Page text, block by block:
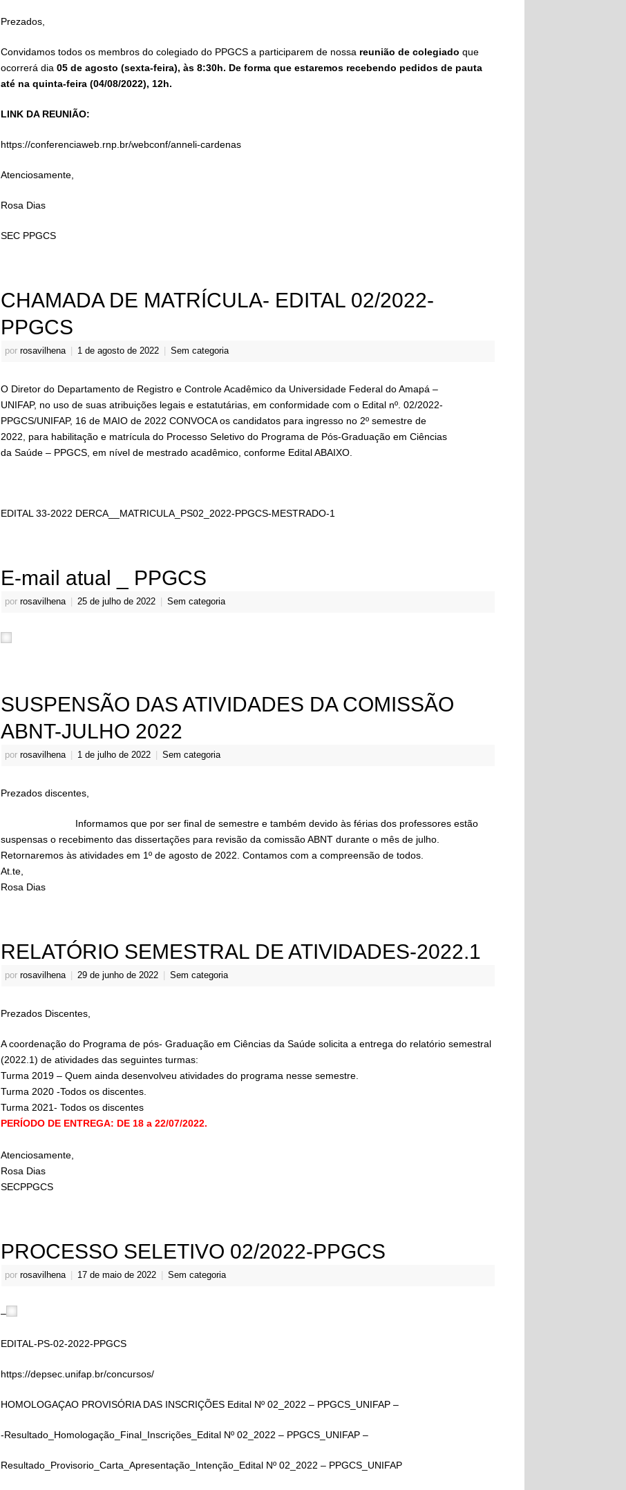
Prezados,
Convidamos todos os membros do colegiado do PPGCS a participarem de nossa reunião de colegiado que
ocorrerá dia 05 de agosto (sexta-feira), às 8:30h. De forma que estaremos recebendo pedidos de pauta
até na quinta-feira (04/08/2022), 12h.
LINK DA REUNIÃO:
https://conferenciaweb.rnp.br/webconf/anneli-cardenas
Atenciosamente,
Rosa Dias
SEC PPGCS
CHAMADA DE MATRÍCULA- EDITAL 02/2022-
PPGCS
por rosavilhena 1 de agosto de 2022 Sem categoria
O Diretor do Departamento de Registro e Controle Acadêmico da Universidade Federal do Amapá –
UNIFAP, no uso de suas atribuições legais e estatutárias, em conformidade com o Edital nº. 02/2022-
PPGCS/UNIFAP, 16 de MAIO de 2022 CONVOCA os candidatos para ingresso no 2º semestre de
2022, para habilitação e matrícula do Processo Seletivo do Programa de Pós-Graduação em Ciências
da Saúde – PPGCS, em nível de mestrado acadêmico, conforme Edital ABAIXO.
EDITAL 33-2022 DERCA__MATRICULA_PS02_2022-PPGCS-MESTRADO-1
E-mail atual _ PPGCS
por rosavilhena 25 de julho de 2022 Sem categoria
SUSPENSÃO DAS ATIVIDADES DA COMISSÃO
ABNT-JULHO 2022
por rosavilhena 1 de julho de 2022 Sem categoria
Prezados discentes,
Informamos que por ser final de semestre e também devido às férias dos professores estão
suspensas o recebimento das dissertações para revisão da comissão ABNT durante o mês de julho.
Retornaremos às atividades em 1º de agosto de 2022. Contamos com a compreensão de todos.
At.te,
Rosa Dias
RELATÓRIO SEMESTRAL DE ATIVIDADES-2022.1
por rosavilhena 29 de junho de 2022 Sem categoria
Prezados Discentes,
A coordenação do Programa de pós- Graduação em Ciências da Saúde solicita a entrega do relatório semestral
(2022.1) de atividades das seguintes turmas:
Turma 2019 – Quem ainda desenvolveu atividades do programa nesse semestre.
Turma 2020 -Todos os discentes.
Turma 2021- Todos os discentes
PERÍODO DE ENTREGA: DE 18 a 22/07/2022.
Atenciosamente,
Rosa Dias
SECPPGCS
PROCESSO SELETIVO 02/2022-PPGCS
por rosavilhena 17 de maio de 2022 Sem categoria
–
EDITAL-PS-02-2022-PPGCS
https://depsec.unifap.br/concursos/
HOMOLOGAÇAO PROVISÓRIA DAS INSCRIÇÕES Edital Nº 02_2022 – PPGCS_UNIFAP –
-Resultado_Homologação_Final_Inscrições_Edital Nº 02_2022 – PPGCS_UNIFAP –
Resultado_Provisorio_Carta_Apresentação_Intenção_Edital Nº 02_2022 – PPGCS_UNIFAP